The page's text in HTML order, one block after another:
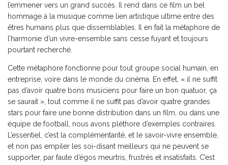
l’emmener vers un grand succès. Il rend dans ce film un bel
hommage à la musique comme lien artistique ultime entre des
êtres humains plus que dissemblables. Il en fait la métaphore de
l’harmonie d’un vivre-ensemble sans cesse fuyant et toujours
pourtant recherché.
Cette métaphore fonctionne pour tout groupe social humain, en
entreprise, voire dans le monde du cinéma. En effet, « il ne suffit
pas d’avoir quatre bons musiciens pour faire un bon quatuor, ça
se saurait », tout comme il ne suffit pas d’avoir quatre grandes
stars pour faire une bonne distribution dans un film, ou dans une
équipe de football, nous avons pléthore d’exemples contraires.
L’essentiel, c’est la complémentarité, et le savoir-vivre ensemble,
et non pas empiler les soi-disant meilleurs qui ne peuvent se
supporter, par faute d’égos meurtris, frustrés et insatisfaits. C’est